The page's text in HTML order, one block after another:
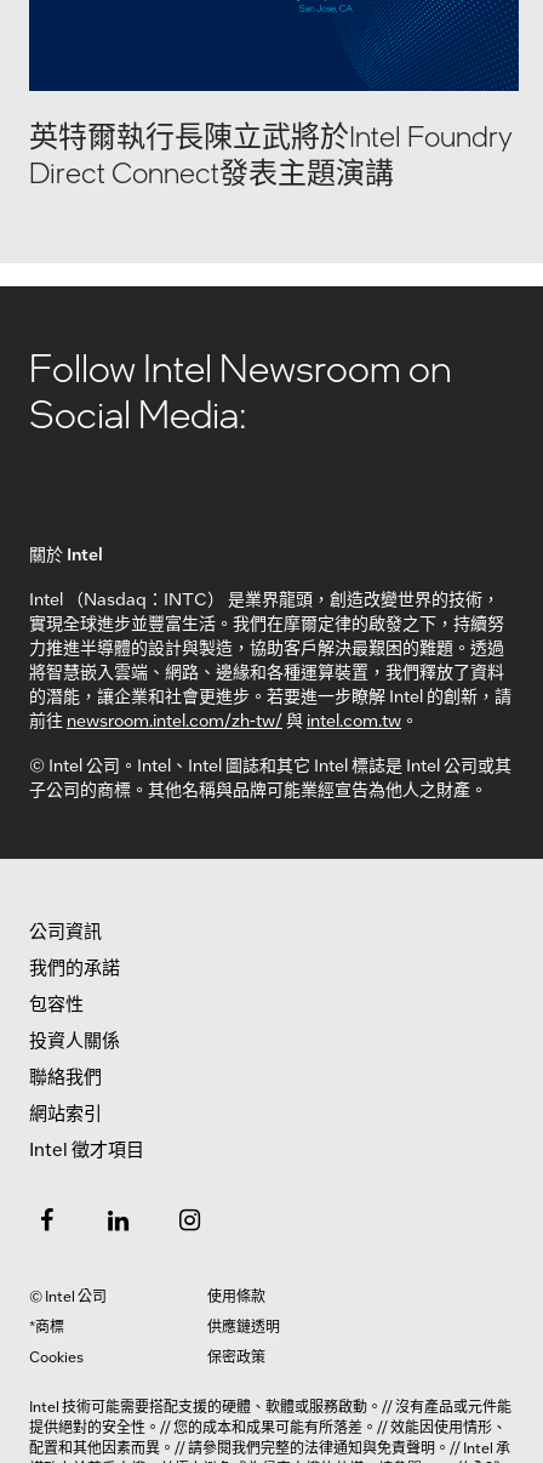
英特爾執行長陳立武將於Intel Foundry
Direct Connect發表主題演講
Follow Intel Newsroom on
Social Media:
關於 Intel
Intel （Nasdaq：INTC） 是業界龍頭，創造改變世界的技術，
實現全球進步並豐富生活。我們在摩爾定律的啟發之下，持續努
力推進半導體的設計與製造，協助客戶解決最艱困的難題。透過
將智慧嵌入雲端、網路、邊緣和各種運算裝置，我們釋放了資料
的潛能，讓企業和社會更進步。若要進一步瞭解 Intel 的創新，請
前往 newsroom.intel.com/zh-tw/與 intel.com.tw 。
© Intel 公司。Intel、Intel 圖誌和其它 Intel 標誌是 Intel 公司或其
子公司的商標。其他名稱與品牌可能業經宣告為他人之財產。
公司資訊
我們的承諾
包容性
投資人關係
聯絡我們
網站索引
Intel 徵才項目
© Intel 公司
使用條款
*商標
供應鏈透明
Cookies
保密政策
Intel 技術可能需要搭配支援的硬體、軟體或服務啟動。// 沒有產品或元件能
提供絕對的安全性。// 您的成本和成果可能有所落差。// 效能因使用情形、
配置和其他因素而異。// 請參閱我們完整的法律通知與免責聲明 。// Intel 承